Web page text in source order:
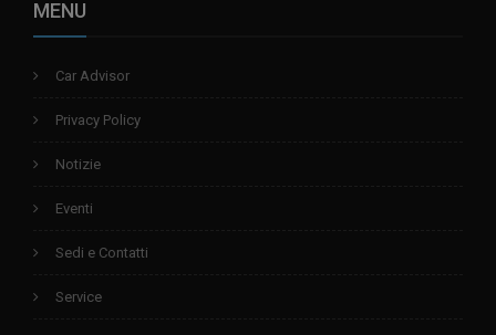
MENU
Car Advisor
Privacy Policy
Notizie
Eventi
Sedi e Contatti
Service